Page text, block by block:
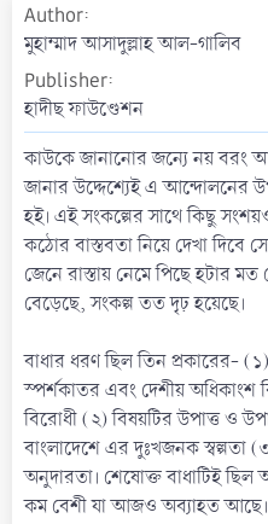
Author
মুহাম্মাদ আসাদুল্লাহ আল-গালিব
Publisher
হাদীছ ফাউণ্ডেশন
কাউকে জানানোর জন্যে নয় বরং
জানার উদ্দেশ্যেই এ আন্দোলনের
হই। এই সংকল্পের সাথে কিছু
কঠোর বাস্তবতা নিয়ে দেখা দিবে
জেনে রাস্তায় নেমে পিছে হটার
বেড়েছে, সংকল্প তত দৃঢ় হয়েছে।
বাধার ধরণ ছিল তিন প্রকারের-
স্পর্শকাতর এবং দেশীয় অধিকাংশ
বিরোধী (২) বিষয়টির উপাত্ত ও
বাংলাদেশে এর দুঃখজনক স্বল্পতা
অনুদারতা। শেষোক্ত বাধাটিই ছিল
কম বেশী যা আজও অব্যাহত আছে।